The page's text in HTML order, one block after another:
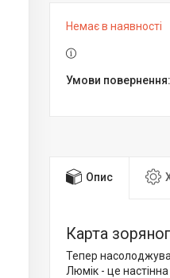
Немає в наявності
Опис
Карта
Тепер
Люмік - це